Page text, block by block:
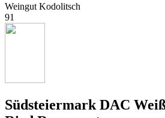
Weingut Kodolitsch
91
Südsteiermark DAC